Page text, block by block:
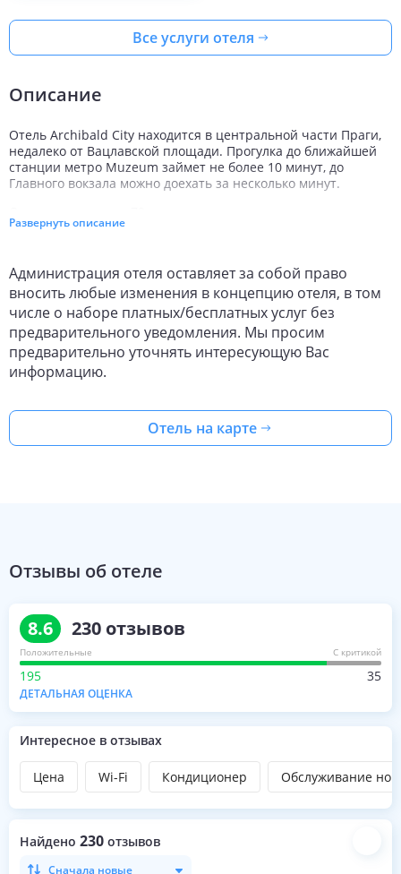
Все услуги отеля
Описание
Отель Archibald City находится в центральной части Праги,
недалеко от Вацлавской площади. Прогулка до ближайшей
станции метро Muzeum займет не более 10 минут, до
Главного вокзала можно доехать за несколько минут.
номерами, элегантно декорированными в теплых бежевых
спутниковыми каналами, небольшой бар с холодильником,
персональный сейф, имеется ванная комната с феном, Wi-Fi
доступ в Интернет. Для некурящих и людей с
ограниченными физическими возможностями
предусмотрены специальные номера. По предварительному
запросу бесплатно предоставляется детская кроватка.
Инфраструктура Archibald City включает круглосуточный
администратора, магазины и экскурсионное бюро.
В ресторане на завтрак сервируется шведский стол.
Развернуть описание
Администрация отеля оставляет за собой право
вносить любые изменения в концепцию отеля, в том
числе о наборе платных/бесплатных услуг без
предварительного уведомления. Мы просим
предварительно уточнять интересующую Вас
информацию.
Отель на карте
Отзывы об отеле
8.6 230 отзывов
Положительные С критикой
195 35
ДЕТАЛЬНАЯ ОЦЕНКА
Интересное в отзывах
Цена Wi-Fi Кондиционер Обслуживание
Найдено 230 отзывов
Сначала новые